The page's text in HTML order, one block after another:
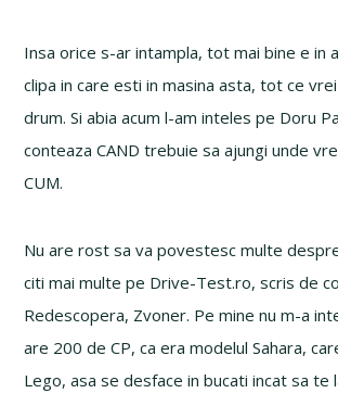
Insa orice s-ar intampla, tot mai bine e in
clipa in care esti in masina asta, tot ce
drum. Si abia acum l-am inteles pe Doru
conteaza CAND trebuie sa ajungi unde
CUM.
Nu are rost sa va povestesc multe
citi mai multe pe Drive-Test.ro, scris de
Redescopera, Zvoner. Pe mine nu m-a
are 200 de CP, ca era modelul Sahara,
Lego, asa se desface in bucati incat sa te